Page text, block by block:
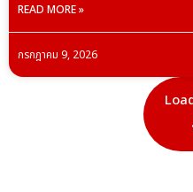
READ MORE »
กรกฎาคม 9, 2026